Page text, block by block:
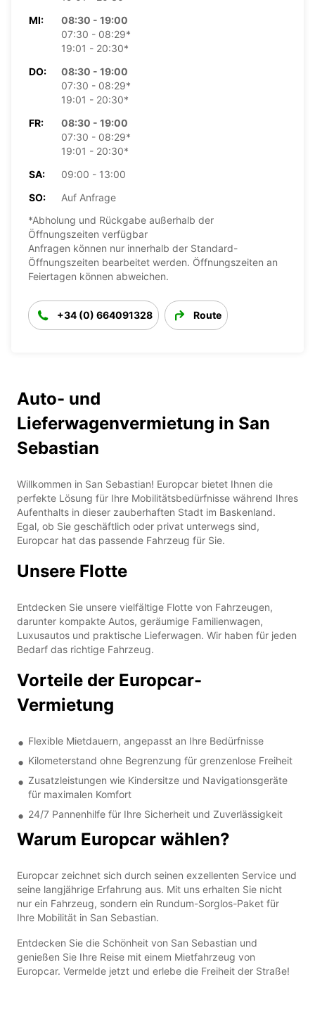
MI:
08:30 - 19:00
07:30 - 08:29*
19:01 - 20:30*
DO:
08:30 - 19:00
07:30 - 08:29*
19:01 - 20:30*
FR:
08:30 - 19:00
07:30 - 08:29*
19:01 - 20:30*
SA:
09:00 - 13:00
SO:
Auf Anfrage
*Abholung und Rückgabe außerhalb der
Öffnungszeiten verfügbar
Anfragen können nur innerhalb der Standard-
Öffnungszeiten bearbeitet werden. Öffnungszeiten an
Feiertagen können abweichen.
+34 (0) 664091328 Route
Auto- und
Lieferwagenvermietung in San
Sebastian
Willkommen in San Sebastian! Europcar bietet Ihnen die
perfekte Lösung für Ihre Mobilitätsbedürfnisse während Ihres
Aufenthalts in dieser zauberhaften Stadt im Baskenland.
Egal, ob Sie geschäftlich oder privat unterwegs sind,
Europcar hat das passende Fahrzeug für Sie.
Unsere Flotte
Entdecken Sie unsere vielfältige Flotte von Fahrzeugen,
darunter kompakte Autos, geräumige Familienwagen,
Luxusautos und praktische Lieferwagen. Wir haben für jeden
Bedarf das richtige Fahrzeug.
Vorteile der Europcar-
Vermietung
Flexible Mietdauern, angepasst an Ihre Bedürfnisse
Kilometerstand ohne Begrenzung für grenzenlose Freiheit
Zusatzleistungen wie Kindersitze und Navigationsgeräte
für maximalen Komfort
24/7 Pannenhilfe für Ihre Sicherheit und Zuverlässigkeit
Warum Europcar wählen?
Europcar zeichnet sich durch seinen exzellenten Service und
seine langjährige Erfahrung aus. Mit uns erhalten Sie nicht
nur ein Fahrzeug, sondern ein Rundum-Sorglos-Paket für
Ihre Mobilität in San Sebastian.
Entdecken Sie die Schönheit von San Sebastian und
genießen Sie Ihre Reise mit einem Mietfahrzeug von
Europcar. Vermelde jetzt und erlebe die Freiheit der Straße!